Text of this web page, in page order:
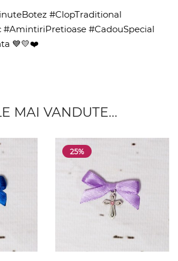
#ClopTraditional
#AmintiriPretioase #CadouSpecial
💙💛❤️
MAI VANDUTE...
25%